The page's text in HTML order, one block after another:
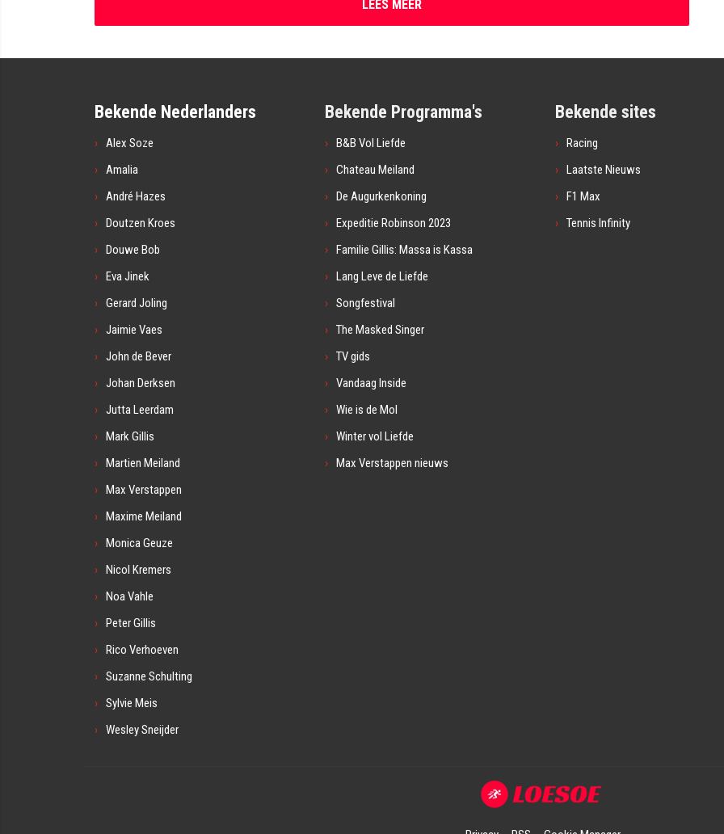
LEES MEER
Bekende Nederlanders
Alex Soze
Amalia
André Hazes
Doutzen Kroes
Douwe Bob
Eva Jinek
Gerard Joling
Jaimie Vaes
John de Bever
Johan Derksen
Jutta Leerdam
Mark Gillis
Martien Meiland
Max Verstappen
Maxime Meiland
Monica Geuze
Nicol Kremers
Noa Vahle
Peter Gillis
Rico Verhoeven
Suzanne Schulting
Sylvie Meis
Wesley Sneijder
Bekende Programma's
B&B Vol Liefde
Chateau Meiland
De Augurkenkoning
Expeditie Robinson 2023
Familie Gillis: Massa is Kassa
Lang Leve de Liefde
Songfestival
The Masked Singer
TV gids
Vandaag Inside
Wie is de Mol
Winter vol Liefde
Max Verstappen nieuws
Bekende sites
Racing
Laatste Nieuws
F1 Max
Tennis Infinity